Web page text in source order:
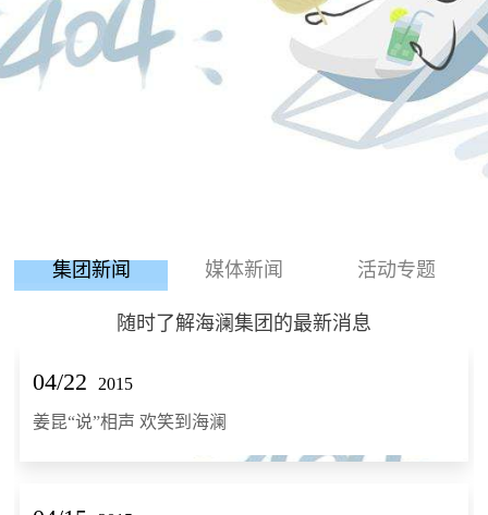
集团新闻 媒体新闻 活动专题
随时了解海澜集团的最新消息
04/22 2015
姜昆“说”相声 欢笑到海澜